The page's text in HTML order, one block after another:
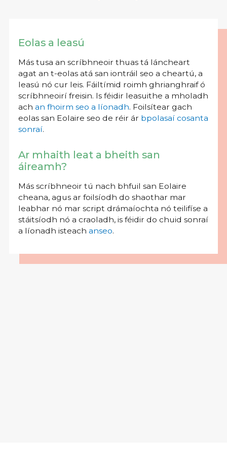
Eolas a leasú
Más tusa an scríbhneoir thuas tá láncheart
agat an t-eolas atá san iontráil seo a cheartú, a
leasú nó cur leis. Fáiltímid roimh ghrianghraif ó
scríbhneoirí freisin. Is féidir leasuithe a mholadh
ach an fhoirm seo a líonadh. Foilsítear gach
eolas san Eolaire seo de réir ár bpolasaí cosanta
sonraí.
Ar mhaith leat a bheith san
áireamh?
Más scríbhneoir tú nach bhfuil san Eolaire
cheana, agus ar foilsíodh do shaothar mar
leabhar nó mar script drámaíochta nó teilifíse a
stáitsíodh nó a craoladh, is féidir do chuid sonraí
a líonadh isteach anseo.